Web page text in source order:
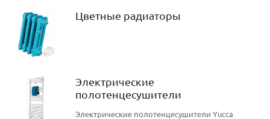
Цветные радиаторы
Электрические
полотенцесушители
Электрические полотенцесушители Yucca